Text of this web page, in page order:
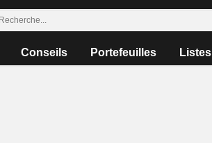
Conseils Portefeuilles Listes